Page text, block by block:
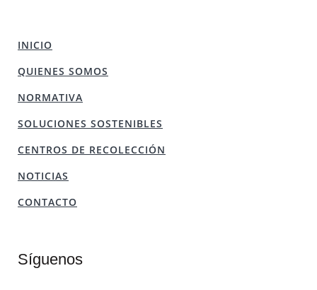
INICIO
QUIENES SOMOS
NORMATIVA
SOLUCIONES SOSTENIBLES
CENTROS DE RECOLECCIÓN
NOTICIAS
CONTACTO
Síguenos